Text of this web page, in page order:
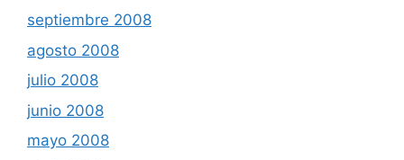
septiembre 2008
agosto 2008
julio 2008
junio 2008
mayo 2008